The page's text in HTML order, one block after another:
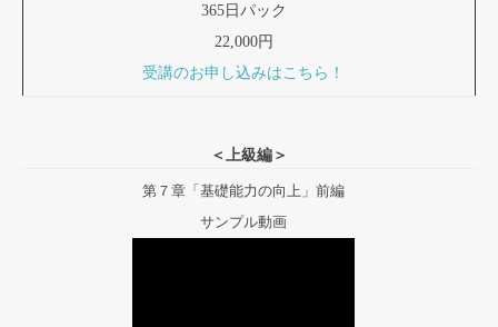
365日パック
22,000円
受講のお申し込みはこちら！
＜上級編＞
第７章「基礎能力の向上」前編
サンプル動画